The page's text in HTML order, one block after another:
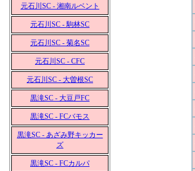
元石川SC - 湘南ルベント
元石川SC - 駒林SC
元石川SC - 菊名SC
元石川SC - CFC
元石川SC - 大曽根SC
黒滝SC - 大豆戸FC
黒滝SC - FCバモス
黒滝SC - あざみ野キッカー
ズ
黒滝SC - FCカルパ